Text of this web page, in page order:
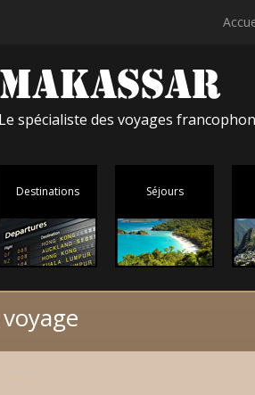
Le spécialiste des voyages
Destinations Séjours